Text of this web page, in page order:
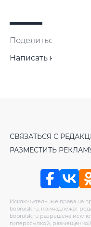
Поделиться:
Написать нам
СВЯЗАТЬСЯ С
РАЗМЕСТИТЬ
Исключительные права на
bobruisk.ru, принадлежат
bobruisk.ru разрешена
гиперссылкой,